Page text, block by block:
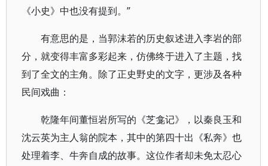
《小史》中也没有提到。”
有意思的是，当郭沫若的历史叙述进入李岩的部
分，就变得丰富多彩起来，仿佛终于进入了主题，找
到了全文的主角。除了正史野史的文字，更涉及各种
民间戏曲：
乾隆年间董恒岩所写的《芝龛记》，以秦良玉和
沈云英为主人翁的院本，其中的第四十出《私奔》也
处理着李、牛奔自成的故事。这位作者却未免太忍心